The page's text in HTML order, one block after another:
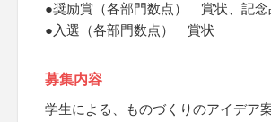
●奨励賞（各部門数点） 賞状、記念
●入選（各部門数点） 賞状
募集内容
学生による、ものづくりのアイデア